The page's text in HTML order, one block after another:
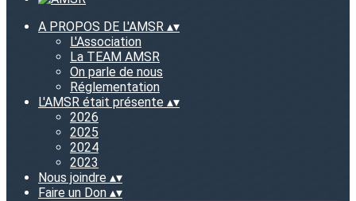
A PROPOS DE L'AMSR ▴▾
L'Association
La TEAM AMSR
On parle de nous
Réglementation
L'AMSR était présente ▴▾
2026
2025
2024
2023
Nous joindre ▴▾
Faire un Don ▴▾